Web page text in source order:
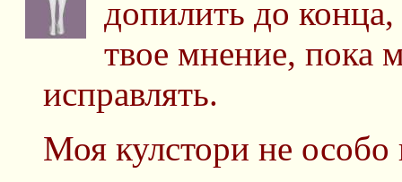
допилить до
твое мнение, пока
исправлять.
Моя кулстори не особо